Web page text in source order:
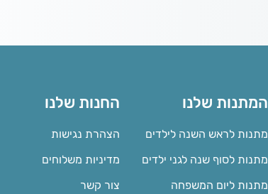
המתנות שלנו
מתנות לראש השנה לילדים
מתנות לסוף שנה לגני ילדים
מתנות ליום המשפחה
החנות שלנו
הצהרת נגישות
מדיניות משלוחים
צור קשר